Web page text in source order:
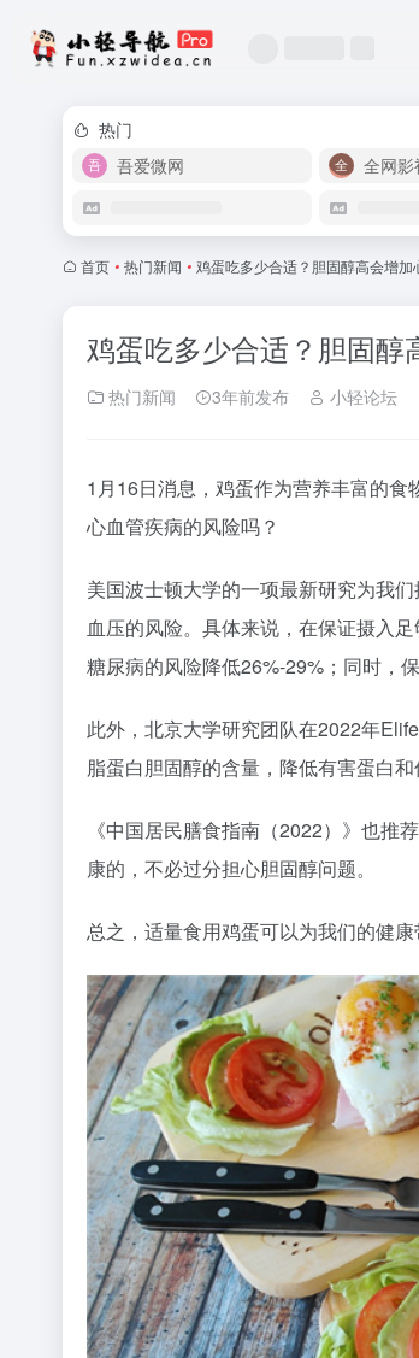
热门
吾爱微网
全网
首页 • 热门新闻 • 鸡蛋吃多少合适？胆固醇高会增加
鸡蛋吃多少合适？胆固醇
热门新闻 3年前发布 小轻论坛
1月16日消息，鸡蛋作为营养丰富的
心血管疾病的风险吗？
美国波士顿大学的一项最新研究为我
血压的风险。具体来说，在保证摄入
糖尿病的风险降低26%-29%；同时，
此外，北京大学研究团队在2022年
脂蛋白胆固醇的含量，降低有害蛋白
《中国居民膳食指南（2022）》也推
康的，不必过分担心胆固醇问题。
总之，适量食用鸡蛋可以为我们的健